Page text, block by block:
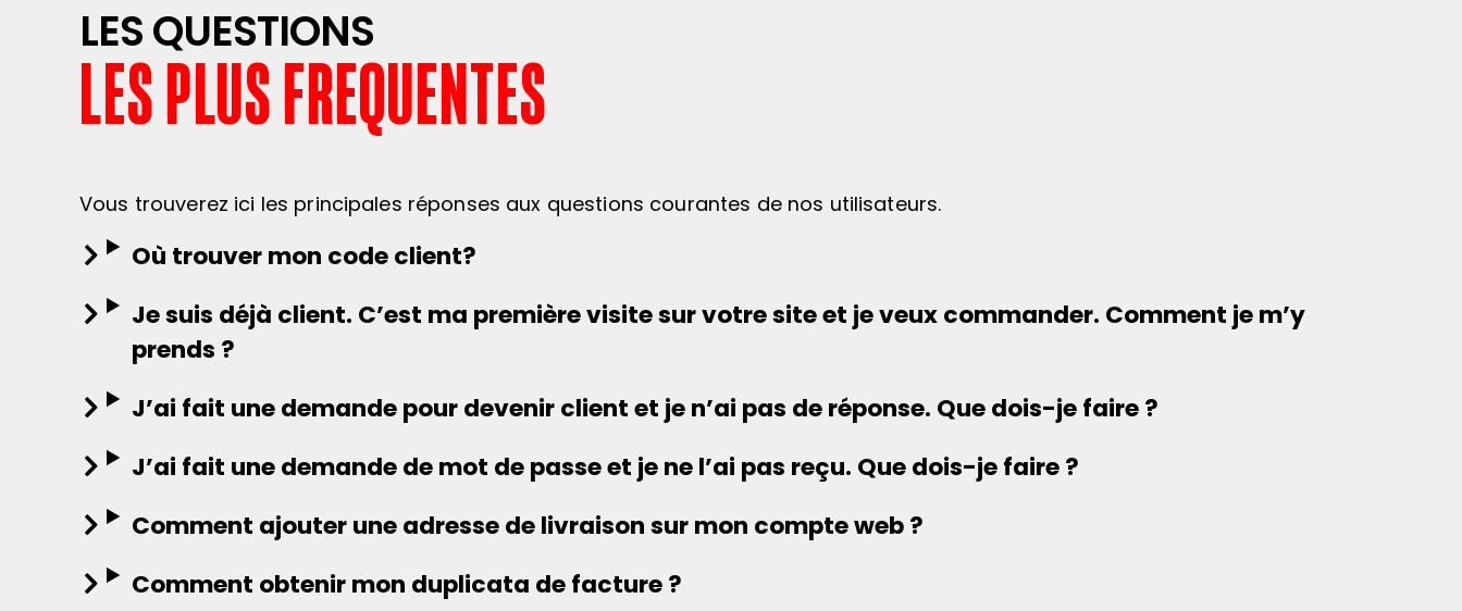
LES QUESTIONS
LES PLUS FREQUENTES
Vous trouverez ici les principales réponses aux questions courantes de nos utilisateurs.
Où trouver mon code client?
Je suis déjà client. C’est ma première visite sur votre site et je veux commander. Comment je m’y
prends ?
J’ai fait une demande pour devenir client et je n’ai pas de réponse. Que dois-je faire ?
J’ai fait une demande de mot de passe et je ne l’ai pas reçu. Que dois-je faire ?
Comment ajouter une adresse de livraison sur mon compte web ?
Comment obtenir mon duplicata de facture ?